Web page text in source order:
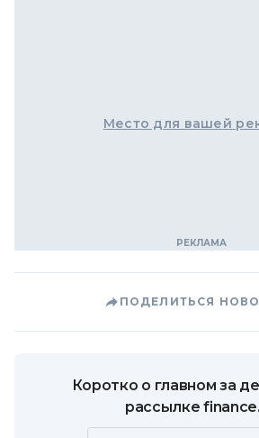
Место для вашей
ПОДЕЛИТЬСЯ
Коротко о главном за
рассылке